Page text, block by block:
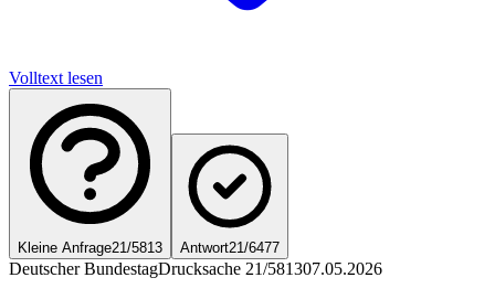
Volltext lesen
Kleine Anfrage21/5813 Antwort21/6477
Deutscher BundestagDrucksache 21/581307.05.2026